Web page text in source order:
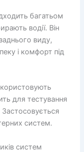
багатьом
водії. Він
виду,
і комфорт під
для тестування
систем.
систем